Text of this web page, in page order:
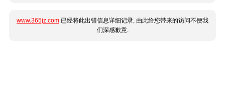
www.365jz.com 已经将此出错信息详细记录, 由此给您带来的访问不便我
们深感歉意.